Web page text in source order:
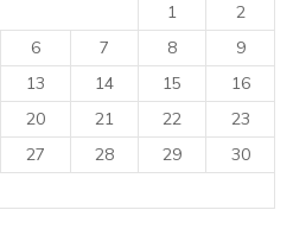
1
2
6 7 8
9
13 14 15
16
20 21 22
23
27 28 29
30